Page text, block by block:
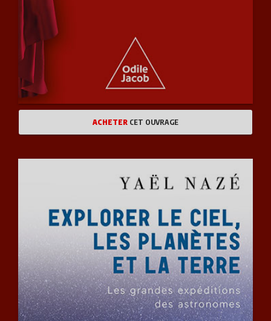
ACHETER CET OUVRAGE